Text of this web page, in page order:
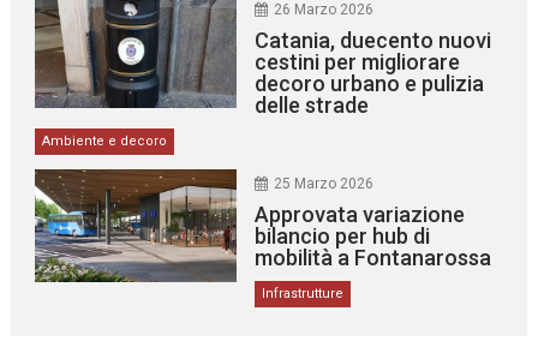
26 Marzo 2026
Catania, duecento nuovi
cestini per migliorare
decoro urbano e pulizia
delle strade
Ambiente e decoro
25 Marzo 2026
Approvata variazione
bilancio per hub di
mobilità a Fontanarossa
Infrastrutture